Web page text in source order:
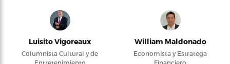
Luisito Vigoreaux
Columnista Cultural y de
Entretenimiento
William Maldonado
Economista y Estratega
Financiero